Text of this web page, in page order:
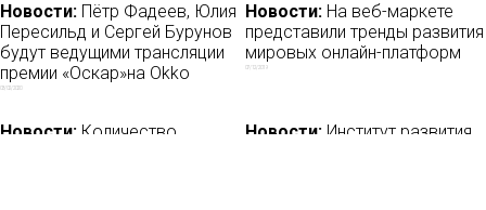
Новости: Пётр Фадеев, Юлия
Пересильд и Сергей Бурунов
будут ведущими трансляции
премии «Оскар»на Okko
03/02/2020
Новости: На веб-маркете
представили тренды развития
мировых онлайн-платформ
07/12/2019
Новости: Количество
Новости: Институт развития